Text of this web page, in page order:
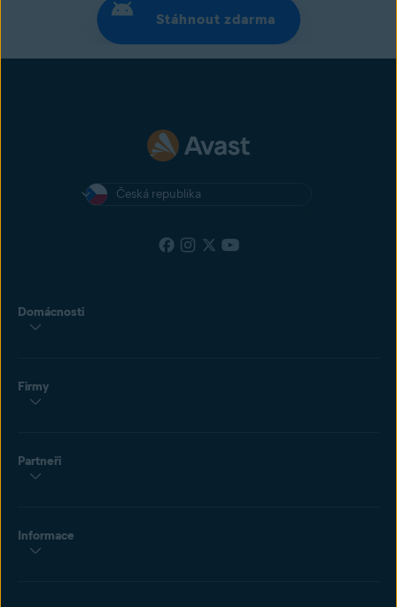
Stáhnout zdarma
Česká republika
Domácnosti
Firmy
Partneři
Informace